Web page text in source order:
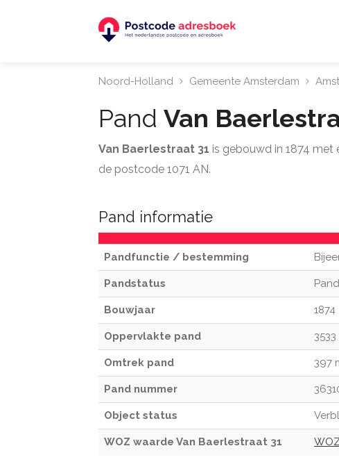
Noord-Holland Gemeente Amsterdam
Pand Van
Van Baerlestraat 31 is gebouwd in 1874 met
de postcode 1071 AN.
Pand informatie
Pandfunctie / bestemming
Pandstatus
Bouwjaar 1874
Oppervlakte pand 3533
Omtrek pand 397
Pand nummer
Object status
WOZ waarde Van Baerlestraat 31